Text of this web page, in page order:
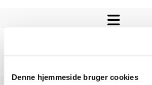
Denne hjemmeside bruger cookies